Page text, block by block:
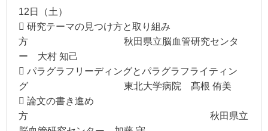
12日（土）
 研究テーマの見つけ方と取り組み
方 秋田県立脳血管研究センタ
ー 大村 知己
 パラグラフリーディングとパラグラフライティン
グ 東北大学病院 髙根 侑美
 論文の書き進め
方 秋田県立